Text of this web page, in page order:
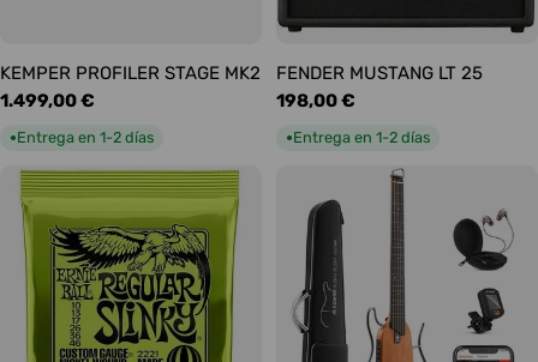
KEMPER PROFILER STAGE MK2
Precio
habitual
1.499,00 €
●Entrega en 1-2 días
FENDER MUSTANG LT 25
Precio
habitual
198,00 €
●Entrega en 1-2 días